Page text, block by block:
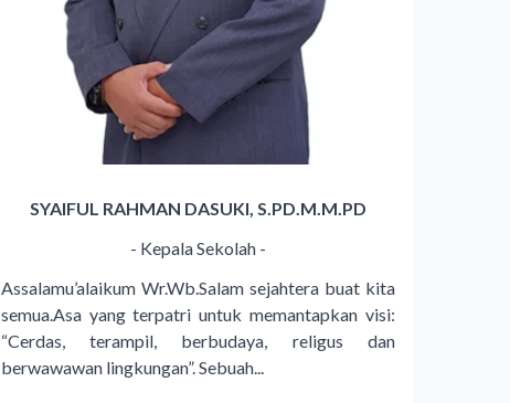
SYAIFUL RAHMAN DASUKI, S.PD.M.M.PD
- Kepala Sekolah -
Assalamu’alaikum Wr.Wb.Salam sejahtera buat kita
semua.Asa yang terpatri untuk memantapkan visi:
“Cerdas, terampil, berbudaya, religus dan
berwawawan lingkungan”. Sebuah...